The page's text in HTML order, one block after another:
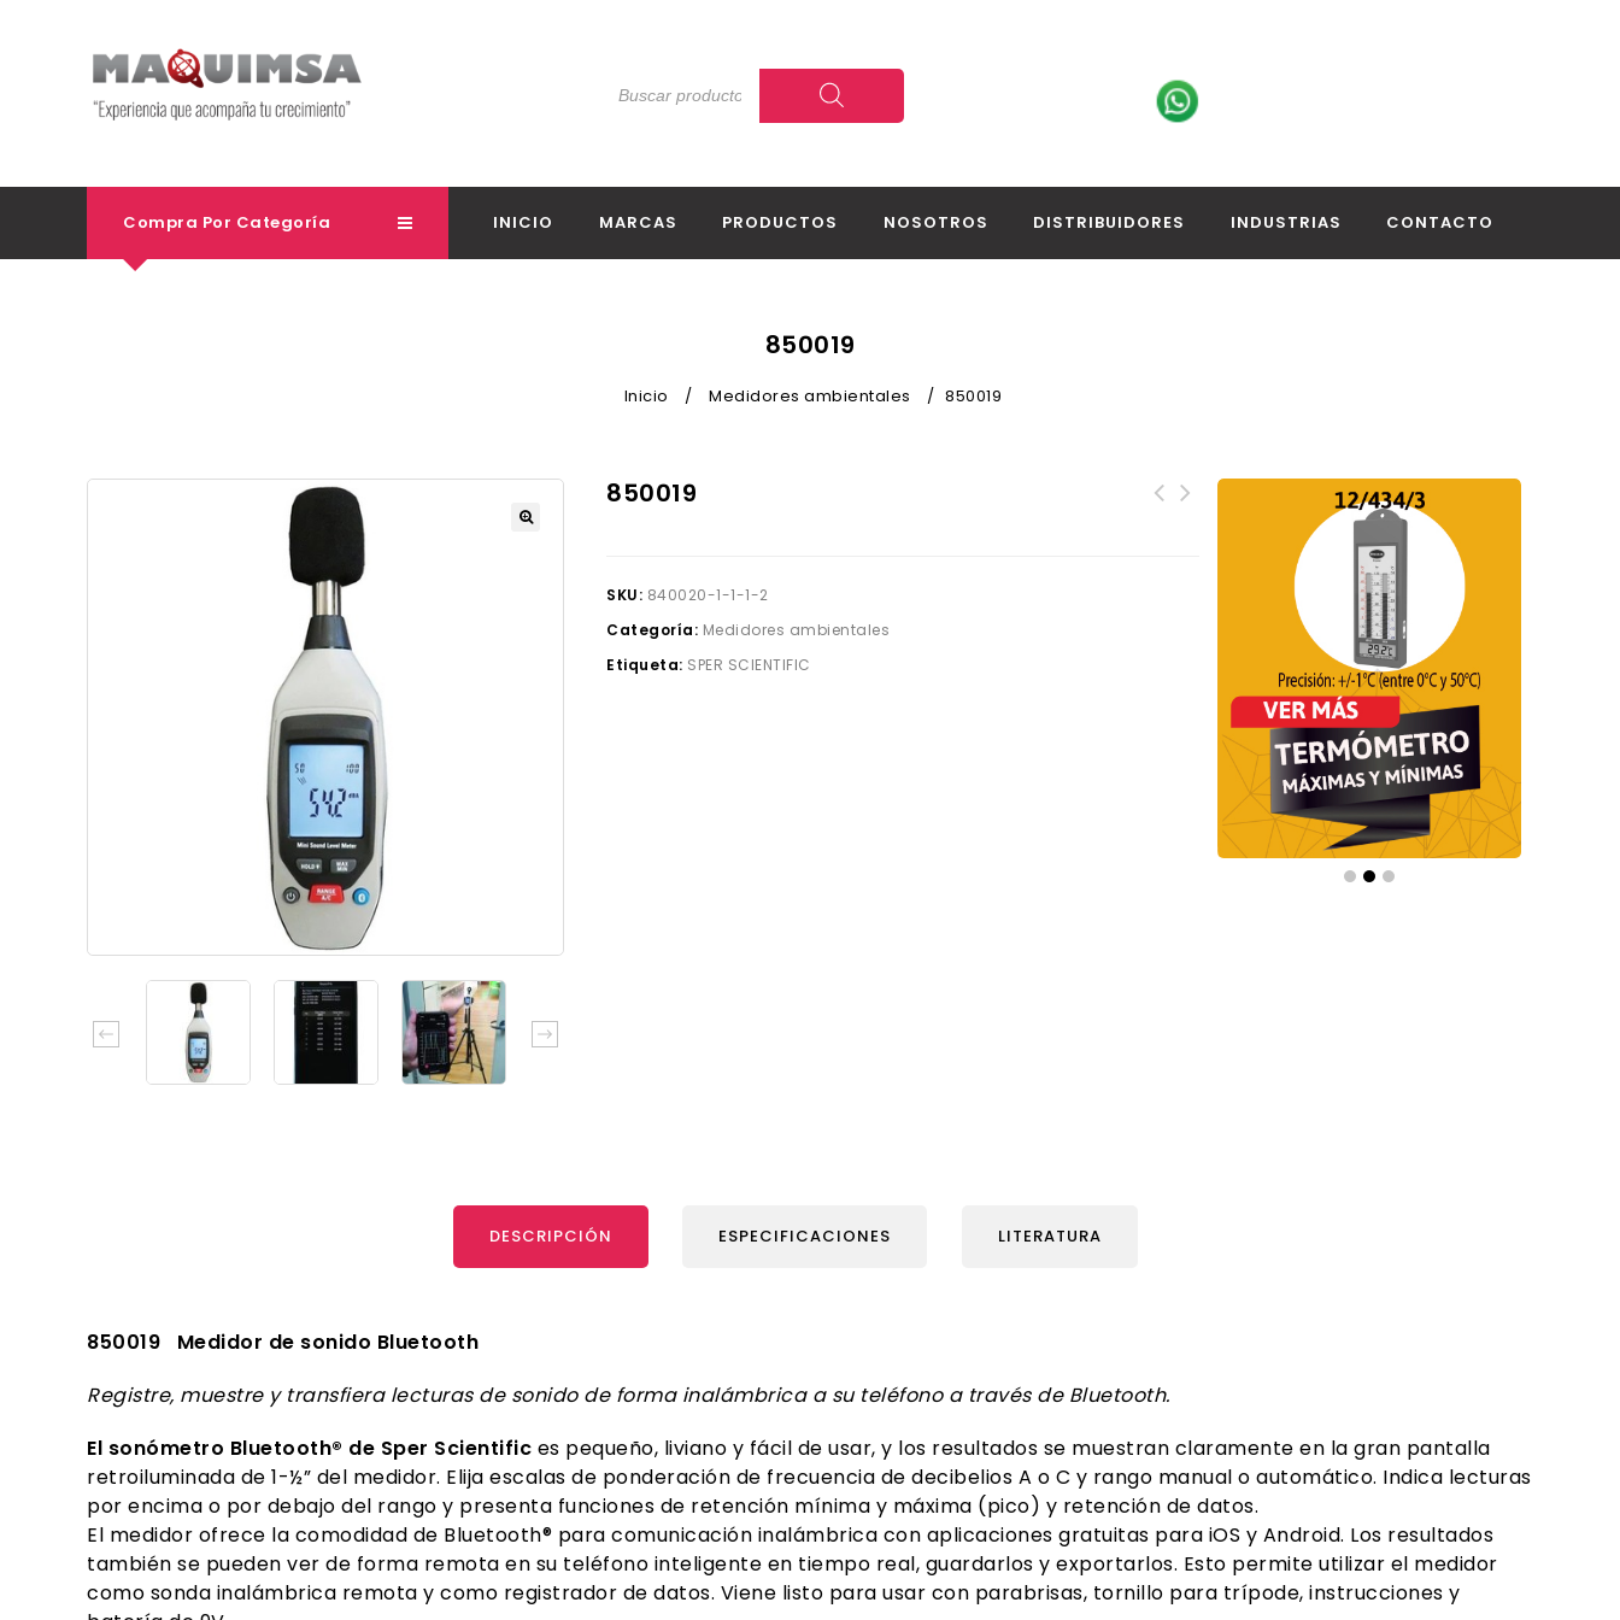
Compra Por Categoría INICIO MARCAS PRODUCTOS NOSOTROS DISTRIBUIDORES INDUSTRIAS CONTACTO
850019
Inicio / Medidores ambientales / 850019
850019
SKU: 840020-1-1-1-2
Categoría: Medidores ambientales
Etiqueta: SPER SCIENTIFIC
DESCRIPCIÓN ESPECIFICACIONES LITERATURA
850019 Medidor de sonido Bluetooth
Registre, muestre y transfiera lecturas de sonido de forma inalámbrica a su teléfono a través de Bluetooth.
El sonómetro Bluetooth® de Sper Scientific es pequeño, liviano y fácil de usar, y los resultados se muestran claramente en la gran pantalla
retroiluminada de 1-½” del medidor. Elija escalas de ponderación de frecuencia de decibelios A o C y rango manual o automático. Indica lecturas
por encima o por debajo del rango y presenta funciones de retención mínima y máxima (pico) y retención de datos.
El medidor ofrece la comodidad de Bluetooth® para comunicación inalámbrica con aplicaciones gratuitas para iOS y Android. Los resultados
también se pueden ver de forma remota en su teléfono inteligente en tiempo real, guardarlos y exportarlos. Esto permite utilizar el medidor
como sonda inalámbrica remota y como registrador de datos. Viene listo para usar con parabrisas, tornillo para trípode, instrucciones y